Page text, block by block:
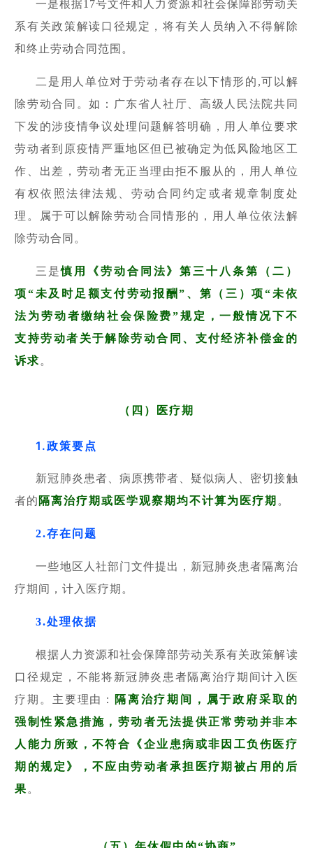
一是根据17号文件和人力资源和社会保障部劳动关
系有关政策解读口径规定，将有关人员纳入不得解除
和终止劳动合同范围。
二是用人单位对于劳动者存在以下情形的,可以解
除劳动合同。如：广东省人社厅、高级人民法院共同
下发的涉疫情争议处理问题解答明确，用人单位要求
劳动者到原疫情严重地区但已被确定为低风险地区工
作、出差，劳动者无正当理由拒不服从的，用人单位
有权依照法律法规、劳动合同约定或者规章制度处
理。属于可以解除劳动合同情形的，用人单位依法解
除劳动合同。
三是慎用《劳动合同法》第三十八条第（二）
项“未及时足额支付劳动报酬”、第（三）项“未依
法为劳动者缴纳社会保险费”规定，一般情况下不
支持劳动者关于解除劳动合同、支付经济补偿金的
诉求 。
（四）医疗期
1.政策要点
新冠肺炎患者、病原携带者、疑似病人、密切接触
者的 隔离治疗期或医学观察期均不计算为医疗期 。
2.存在问题
一些地区人社部门文件提出，新冠肺炎患者隔离治
疗期间，计入医疗期。
3.处理依据
根据人力资源和社会保障部劳动关系有关政策解读
口径规定，不能将新冠肺炎患者隔离治疗期间计入医
疗期。主要理由：
隔离治疗期间，属于政府采取的
强制性紧急措施，劳动者无法提供正常劳动并非本
人能力所致，不符合《企业患病或非因工负伤医疗
期的规定》，不应由劳动者承担医疗期被占用的后
果 。